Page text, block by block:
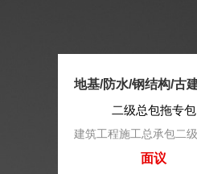
二级总包拖专包
面议